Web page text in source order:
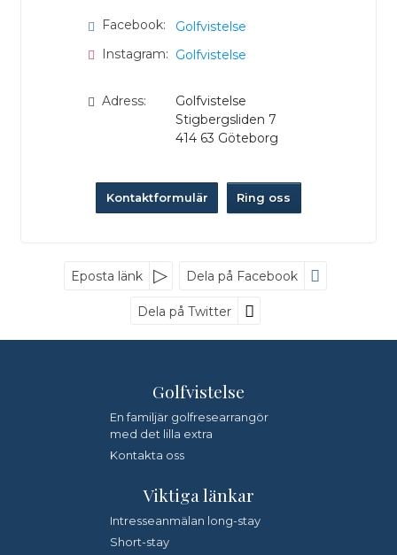
Facebook:
Golfvistelse
Instagram: Golfvistelse
Adress:
Golfvistelse
Stigbergsliden 7
414 63 Göteborg
Kontaktformulär Ring oss
Nyhetsbrev
Fyll i denna kod. Detta används för att kontrollera att det
inte är en dator som fyller i formulär automatiskt.
Jag samtycker till dataskyddspolicyn.
Eposta länk Dela på Facebook
Dela på Twitter
Golfvistelse
En familjär golfresearrangör
med det lilla extra
Kontakta oss
Viktiga länkar
Intresseanmälan long-stay
Short-stay